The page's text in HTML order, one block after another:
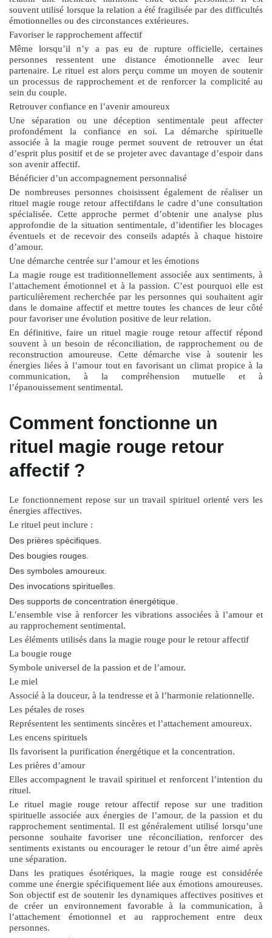
souvent utilisé lorsque la relation a été fragilisée par des difficultés
émotionnelles ou des circonstances extérieures.
Favoriser le rapprochement affectif
Même lorsqu’il n’y a pas eu de rupture officielle, certaines
personnes ressentent une distance émotionnelle avec leur
partenaire. Le rituel est alors perçu comme un moyen de soutenir
un processus de rapprochement et de renforcer la complicité au
sein du couple.
Retrouver confiance en l’avenir amoureux
Une séparation ou une déception sentimentale peut affecter
profondément la confiance en soi. La démarche spirituelle
associée à la magie rouge permet souvent de retrouver un état
d’esprit plus positif et de se projeter avec davantage d’espoir dans
son avenir affectif.
Bénéficier d’un accompagnement personnalisé
De nombreuses personnes choisissent également de réaliser un
rituel magie rouge retour affectifdans le cadre d’une consultation
spécialisée. Cette approche permet d’obtenir une analyse plus
approfondie de la situation sentimentale, d’identifier les blocages
éventuels et de recevoir des conseils adaptés à chaque histoire
d’amour.
Une démarche centrée sur l’amour et les émotions
La magie rouge est traditionnellement associée aux sentiments, à
l’attachement émotionnel et à la passion. C’est pourquoi elle est
particulièrement recherchée par les personnes qui souhaitent agir
dans le domaine affectif et mettre toutes les chances de leur côté
pour favoriser une évolution positive de leur relation.
En définitive, faire un rituel magie rouge retour affectif répond
souvent à un besoin de réconciliation, de rapprochement ou de
reconstruction amoureuse. Cette démarche vise à soutenir les
énergies liées à l’amour tout en favorisant un climat propice à la
communication, à la compréhension mutuelle et à
l’épanouissement sentimental.
Comment fonctionne un
rituel magie rouge retour
affectif ?
Le fonctionnement repose sur un travail spirituel orienté vers les
énergies affectives.
Le rituel peut inclure :
Des prières spécifiques.
Des bougies rouges.
Des symboles amoureux.
Des invocations spirituelles.
Des supports de concentration énergétique.
L’ensemble vise à renforcer les vibrations associées à l’amour et
au rapprochement sentimental.
Les éléments utilisés dans la magie rouge pour le retour affectif
La bougie rouge
Symbole universel de la passion et de l’amour.
Le miel
Associé à la douceur, à la tendresse et à l’harmonie relationnelle.
Les pétales de roses
Représentent les sentiments sincères et l’attachement amoureux.
Les encens spirituels
Ils favorisent la purification énergétique et la concentration.
Les prières d’amour
Elles accompagnent le travail spirituel et renforcent l’intention du
rituel.
Le rituel magie rouge retour affectif repose sur une tradition
spirituelle associée aux énergies de l’amour, de la passion et du
rapprochement sentimental. Il est généralement utilisé lorsqu’une
personne souhaite favoriser une réconciliation, renforcer des
sentiments existants ou encourager le retour d’un être aimé après
une séparation.
Dans les pratiques ésotériques, la magie rouge est considérée
comme une énergie spécifiquement liée aux émotions amoureuses.
Son objectif est de soutenir les dynamiques affectives positives et
de créer un environnement favorable à la communication, à
l’attachement émotionnel et au rapprochement entre deux
personnes.